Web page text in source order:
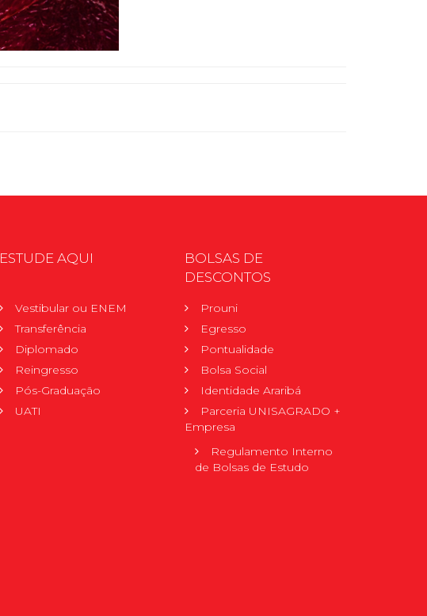
ESTUDE AQUI
Vestibular ou ENEM
Transferência
Diplomado
Reingresso
Pós-Graduação
UATI
BOLSAS DE
DESCONTOS
Prouni
Egresso
Pontualidade
Bolsa Social
Identidade Araribá
Parceria UNISAGRADO +
Empresa
Regulamento Interno
de Bolsas de Estudo